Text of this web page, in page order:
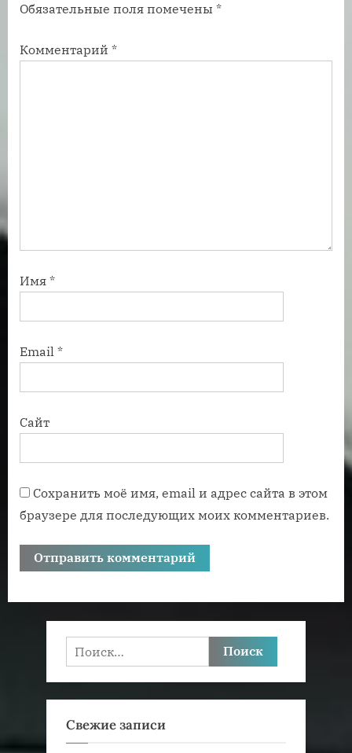
и
ь
и
Обязательные поля помечены *
Комментарий *
Имя *
Email *
Сайт
Сохранить моё имя, email и адрес сайта в этом
браузере для последующих моих комментариев.
Найти:
Свежие записи